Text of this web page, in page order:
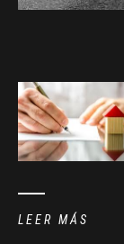
LEER MÁS